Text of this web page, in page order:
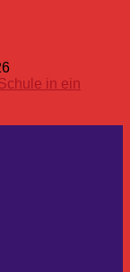
in ein